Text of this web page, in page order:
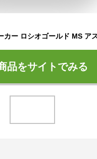
品をサイトでみる